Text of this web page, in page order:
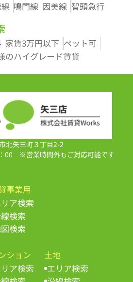
鳴門線 因美線 智頭急行
家賃3万円以下 ペット可
のハイグレード賃貸
北矢三町３丁目2-2
00 ※営業時間外もご対応可能です
事業用
ア検索
検索
検索
ション
ア検索
土地
エリア検索